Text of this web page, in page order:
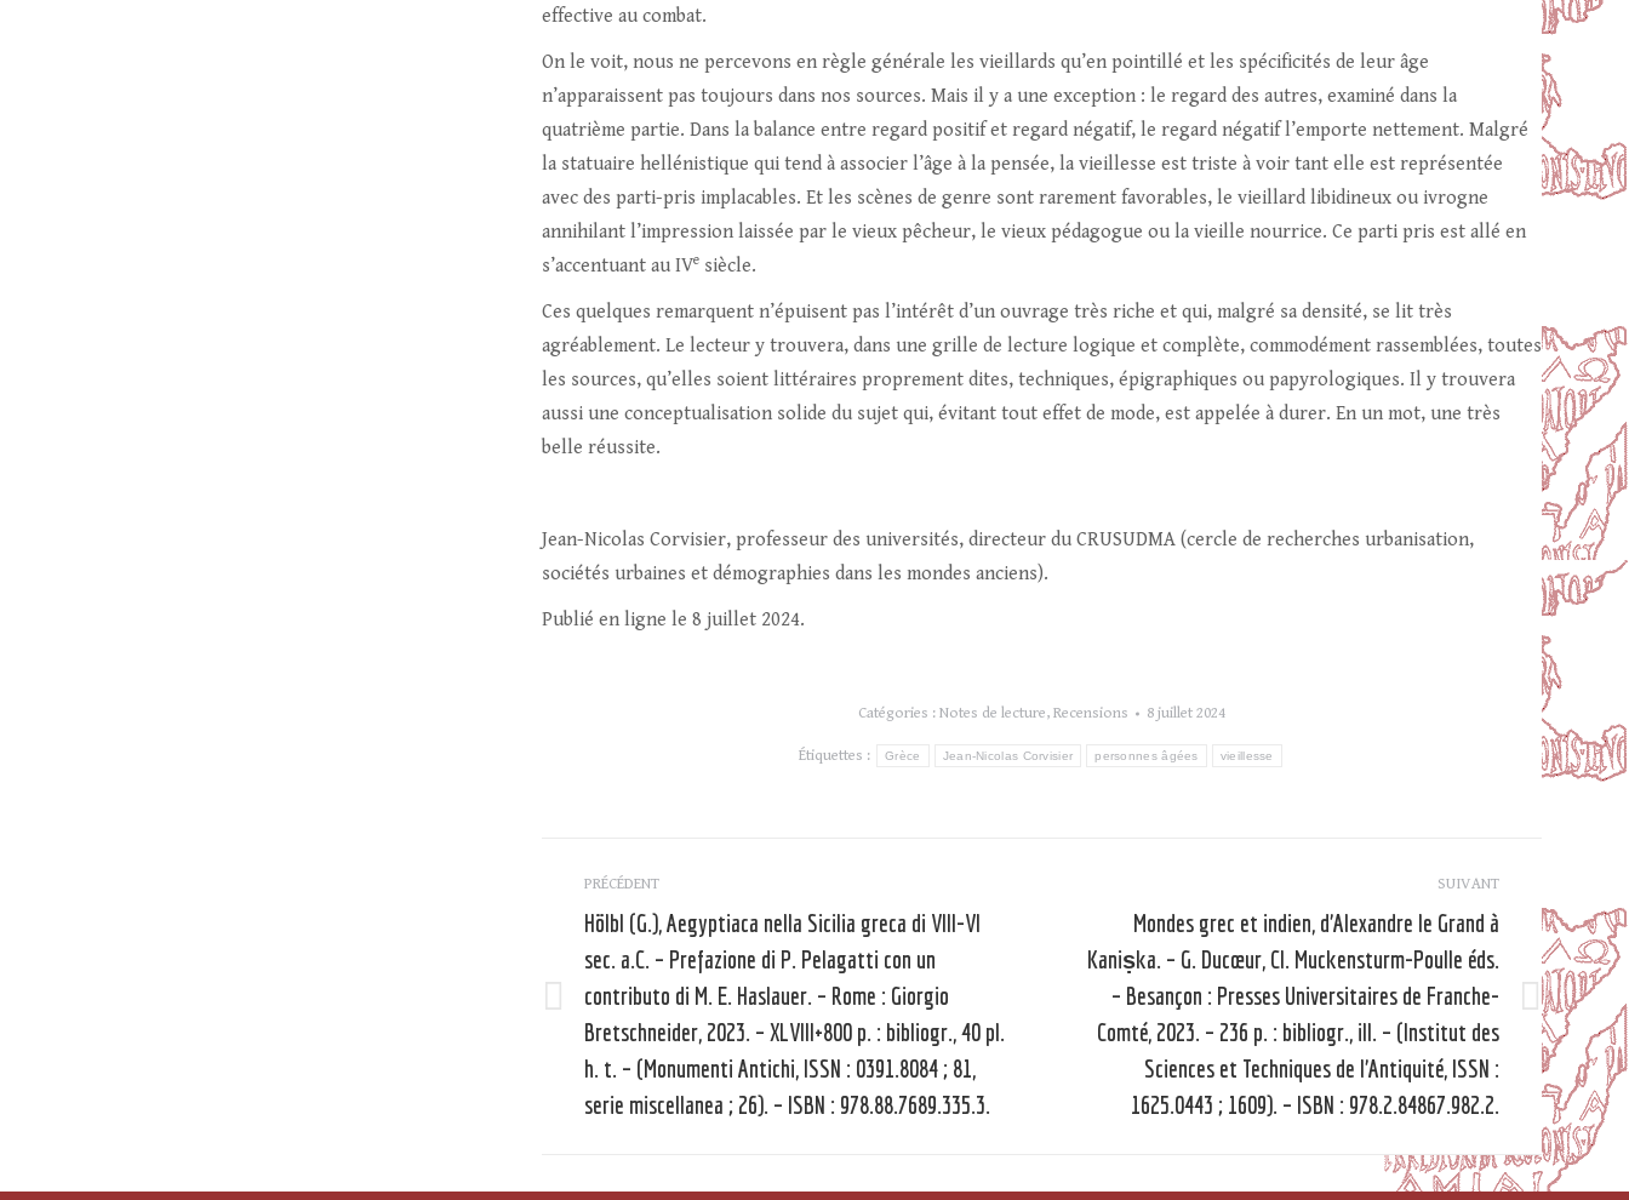
effective au combat.
On le voit, nous ne percevons en règle générale les vieillards qu’en pointillé et les spécificités de leur âge
n’apparaissent pas toujours dans nos sources. Mais il y a une exception : le regard des autres, examiné dans la
quatrième partie. Dans la balance entre regard positif et regard négatif, le regard négatif l’emporte nettement. Malgré
la statuaire hellénistique qui tend à associer l’âge à la pensée, la vieillesse est triste à voir tant elle est représentée
avec des parti-pris implacables. Et les scènes de genre sont rarement favorables, le vieillard libidineux ou ivrogne
annihilant l’impression laissée par le vieux pêcheur, le vieux pédagogue ou la vieille nourrice. Ce parti pris est allé en
s’accentuant au IVe siècle.
Ces quelques remarquent n’épuisent pas l’intérêt d’un ouvrage très riche et qui, malgré sa densité, se lit très
agréablement. Le lecteur y trouvera, dans une grille de lecture logique et complète, commodément rassemblées, toutes
les sources, qu’elles soient littéraires proprement dites, techniques, épigraphiques ou papyrologiques. Il y trouvera
aussi une conceptualisation solide du sujet qui, évitant tout effet de mode, est appelée à durer. En un mot, une très
belle réussite.
Jean-Nicolas Corvisier, professeur des universités, directeur du CRUSUDMA (cercle de recherches urbanisation,
sociétés urbaines et démographies dans les mondes anciens).
Publié en ligne le 8 juillet 2024.
Catégories : Notes de lecture, Recensions 8 juillet 2024
Étiquettes : Grèce Jean-Nicolas Corvisier personnes âgées vieillesse
Navigation
article
PRÉCÉDENT
Article
précédent
:
Hölbl (G.), Aegyptiaca nella Sicilia greca di VIII-VI
sec. a.C. – Prefazione di P. Pelagatti con un
contributo di M. E. Haslauer. – Rome : Giorgio
Bretschneider, 2023. – XLVIII+800 p. : bibliogr., 40 pl.
h. t. – (Monumenti Antichi, ISSN : 0391.8084 ; 81,
serie miscellanea ; 26). – ISBN : 978.88.7689.335.3.
SUIVANT
Article
suivant
Mondes grec et indien, d’Alexandre le Grand à
Kaniṣka. – G. Ducœur, Cl. Muckensturm-Poulle éds.
– Besançon : Presses Universitaires de Franche-
Comté, 2023. – 236 p. : bibliogr., ill. – (Institut des
Sciences et Techniques de l’Antiquité, ISSN :
1625.0443 ; 1609). – ISBN : 978.2.84867.982.2.